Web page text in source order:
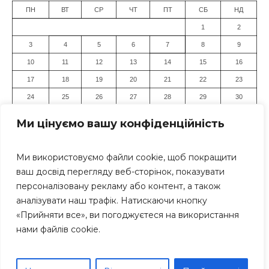
Ми цінуємо вашу конфіденційність
Ми використовуємо файли cookie, щоб покращити
ваш досвід перегляду веб-сторінок, показувати
персоналізовану рекламу або контент, а також
аналізувати наш трафік. Натискаючи кнопку
«Прийняти все», ви погоджуєтеся на використання
нами файлів cookie.
ПН ВТ СР ЧТ ПТ СБ НД
1 2
3 4 5 6 7 8 9
10 11 12 13 14 15 16
17 18 19 20 21 22 23
24 25 26 27 28 29 30
Клуб" Всі права захищені. Використання матеріалів